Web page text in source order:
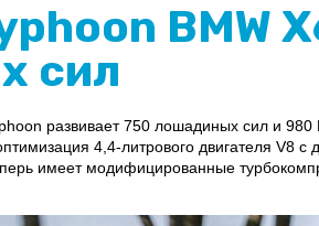
BMW
сил
развивает 750 лошадиных сил и
4,4-литрового двигателя V8
имеет модифицированные